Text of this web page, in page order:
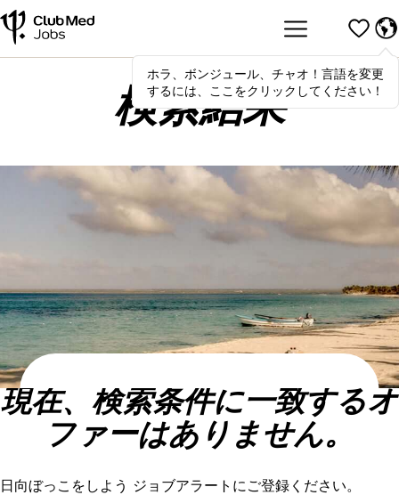
Hola,bonjour, ciao! To switch
languages, click here!
ホラ、ボンジュール、チャオ！言語を変更
するには、ここをクリックしてください！
検索結果
現在、検索条件に一致するオ
ファーはありません。
日向ぼっこをしよう ジョブアラートにご登録ください。